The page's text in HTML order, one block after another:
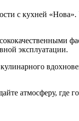
с кухней «Нова».
эксплуатации.
атмосферу, где